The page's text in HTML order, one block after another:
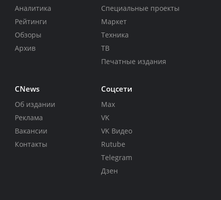
Аналитика
Рейтинги
Обзоры
Архив
Специальные проекты
Маркет
Техника
ТВ
Печатные издания
CNews
Об издании
Реклама
Вакансии
Контакты
Соцсети
Max
VK
VK Видео
Rutube
Telegram
Дзен